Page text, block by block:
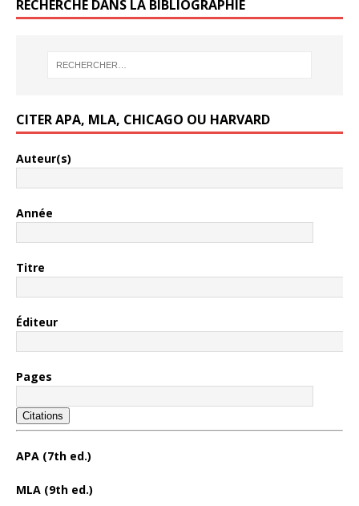
RECHERCHE DANS LA BIBLIOGRAPHIE
CITER APA, MLA, CHICAGO OU HARVARD
Auteur(s)
Année
Titre
Éditeur
Pages
Citations
APA (7th ed.)
MLA (9th ed.)